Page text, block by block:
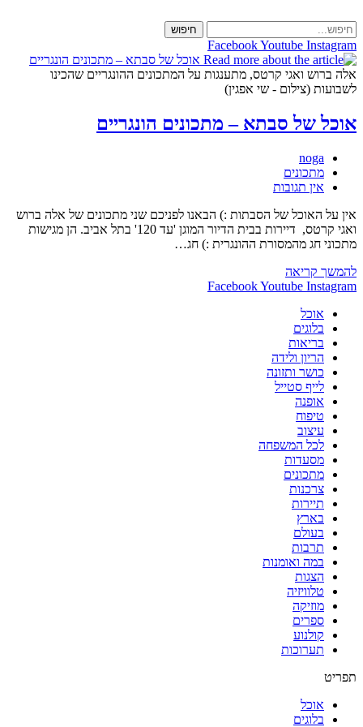
to
content
חיפוש
FacebookYoutube Instagram
אלה ברוש ואגי קרטס, מתענגות על המתכונים ההונגריים שהכינו
לשבועות (צילום - שי אפגין)
אוכל של סבתא – מתכונים הונגריים
מחבר:
noga
קטגוריה:
מתכונים
תגובות:
אין תגובות
אין על האוכל של הסבתות :) הבאנו לפניכם שני מתכונים של אלה ברוש
ואגי קרטס, דיירות בבית הדיור המוגן 'עד 120' בתל אביב. הן מגישות
מתכוני חג מהמסורת ההונגרית :) חג…
להמשך קריאהאוכל
של
FacebookYoutube Instagram
אוכל
בלוגים
בריאות
הריון ולידה
כושר ותזונה
לייף סטייל
אופנה
טיפוח
עיצוב
לכל המשפחה
מסעדות
מתכונים
צרכנות
תיירות
בארץ
בעולם
תרבות
במה ואומנות
הצגות
טלוויזיה
מוזיקה
ספרים
קולנוע
תערוכות
תפריט
אוכל
בלוגים